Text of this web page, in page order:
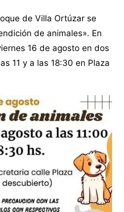
de Villa Ortúzar se
de animales». En
16 de agosto en dos
11 y a las 18:30 en Plaza